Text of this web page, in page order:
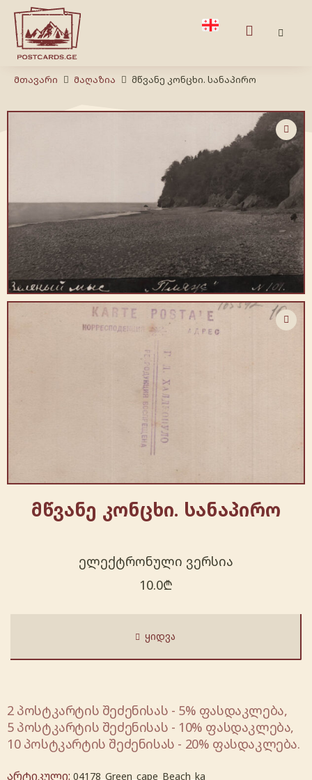
Მთავარი Მაღაზია მწვანე კონცხი. სანაპირო
მწვანე კონცხი. სანაპირო
ელექტრონული ვერსია
10.0₾
ᲧᲘᲓᲕᲐ
2 პოსტკარტის შეძენისას - 5% ფასდაკლება,
5 პოსტკარტის შეძენისას - 10% ფასდაკლება,
10 პოსტკარტის შეძენისას - 20% ფასდაკლება.
არტიკული: 04178_Green_cape_Beach_ka